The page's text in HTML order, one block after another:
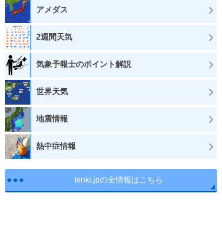
アメダス
2週間天気
気象予報士のポイント解説
世界天気
地震情報
熱中症情報
tenki.jpの全情報はこちら